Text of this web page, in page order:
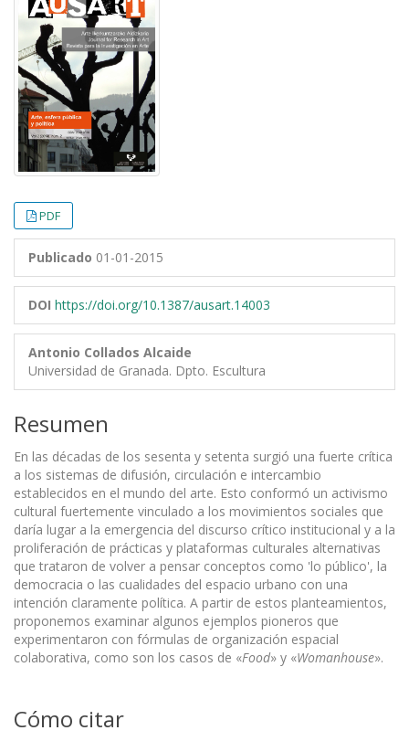
PDF
Publicado 01-01-2015
DOI https://doi.org/10.1387/ausart.14003
Antonio Collados Alcaide
Universidad de Granada. Dpto. Escultura
Resumen
En las décadas de los sesenta y setenta surgió una fuerte crítica
a los sistemas de difu­sión, circulación e intercambio
establecidos en el mundo del arte. Esto conformó un activismo
cultural fuertemente vinculado a los movimientos sociales que
daría lugar a la emergencia del discurso crítico institucional y a la
proliferación de prácticas y plataformas culturales alternativas
que trataron de volver a pensar conceptos como 'lo público', la
democracia o las cualidades del espacio urbano con una
intención claramente política. A partir de estos planteamientos,
propo­nemos examinar algunos ejemplos pioneros que
experimentaron con fórmulas de organización espacial
colaborativa, como son los casos de «Food» y «Womanhouse».
Cómo citar